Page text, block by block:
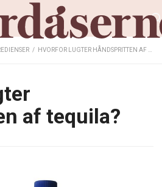
/ HVORFOR LUGTER HÅNDSPRITTEN AF TEQUILA?
af tequila?